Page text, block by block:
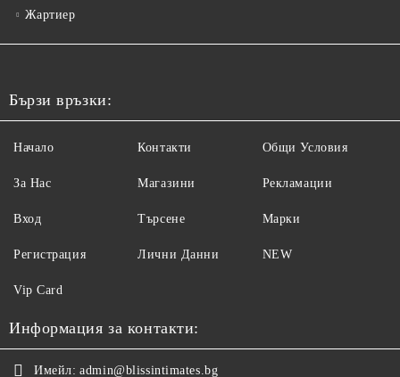
Жартиер
Бързи връзки:
Начало
За Нас
Вход
Регистрация
Контакти
Магазини
Търсене
Лични Данни
Общи Условия
Рекламации
Марки
NEW
Vip Card
Информация за контакти:
Имейл: admin@blissintimates.bg